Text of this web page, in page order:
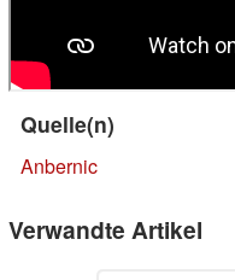
Quelle(n)
Anbernic
Verwandte Artikel